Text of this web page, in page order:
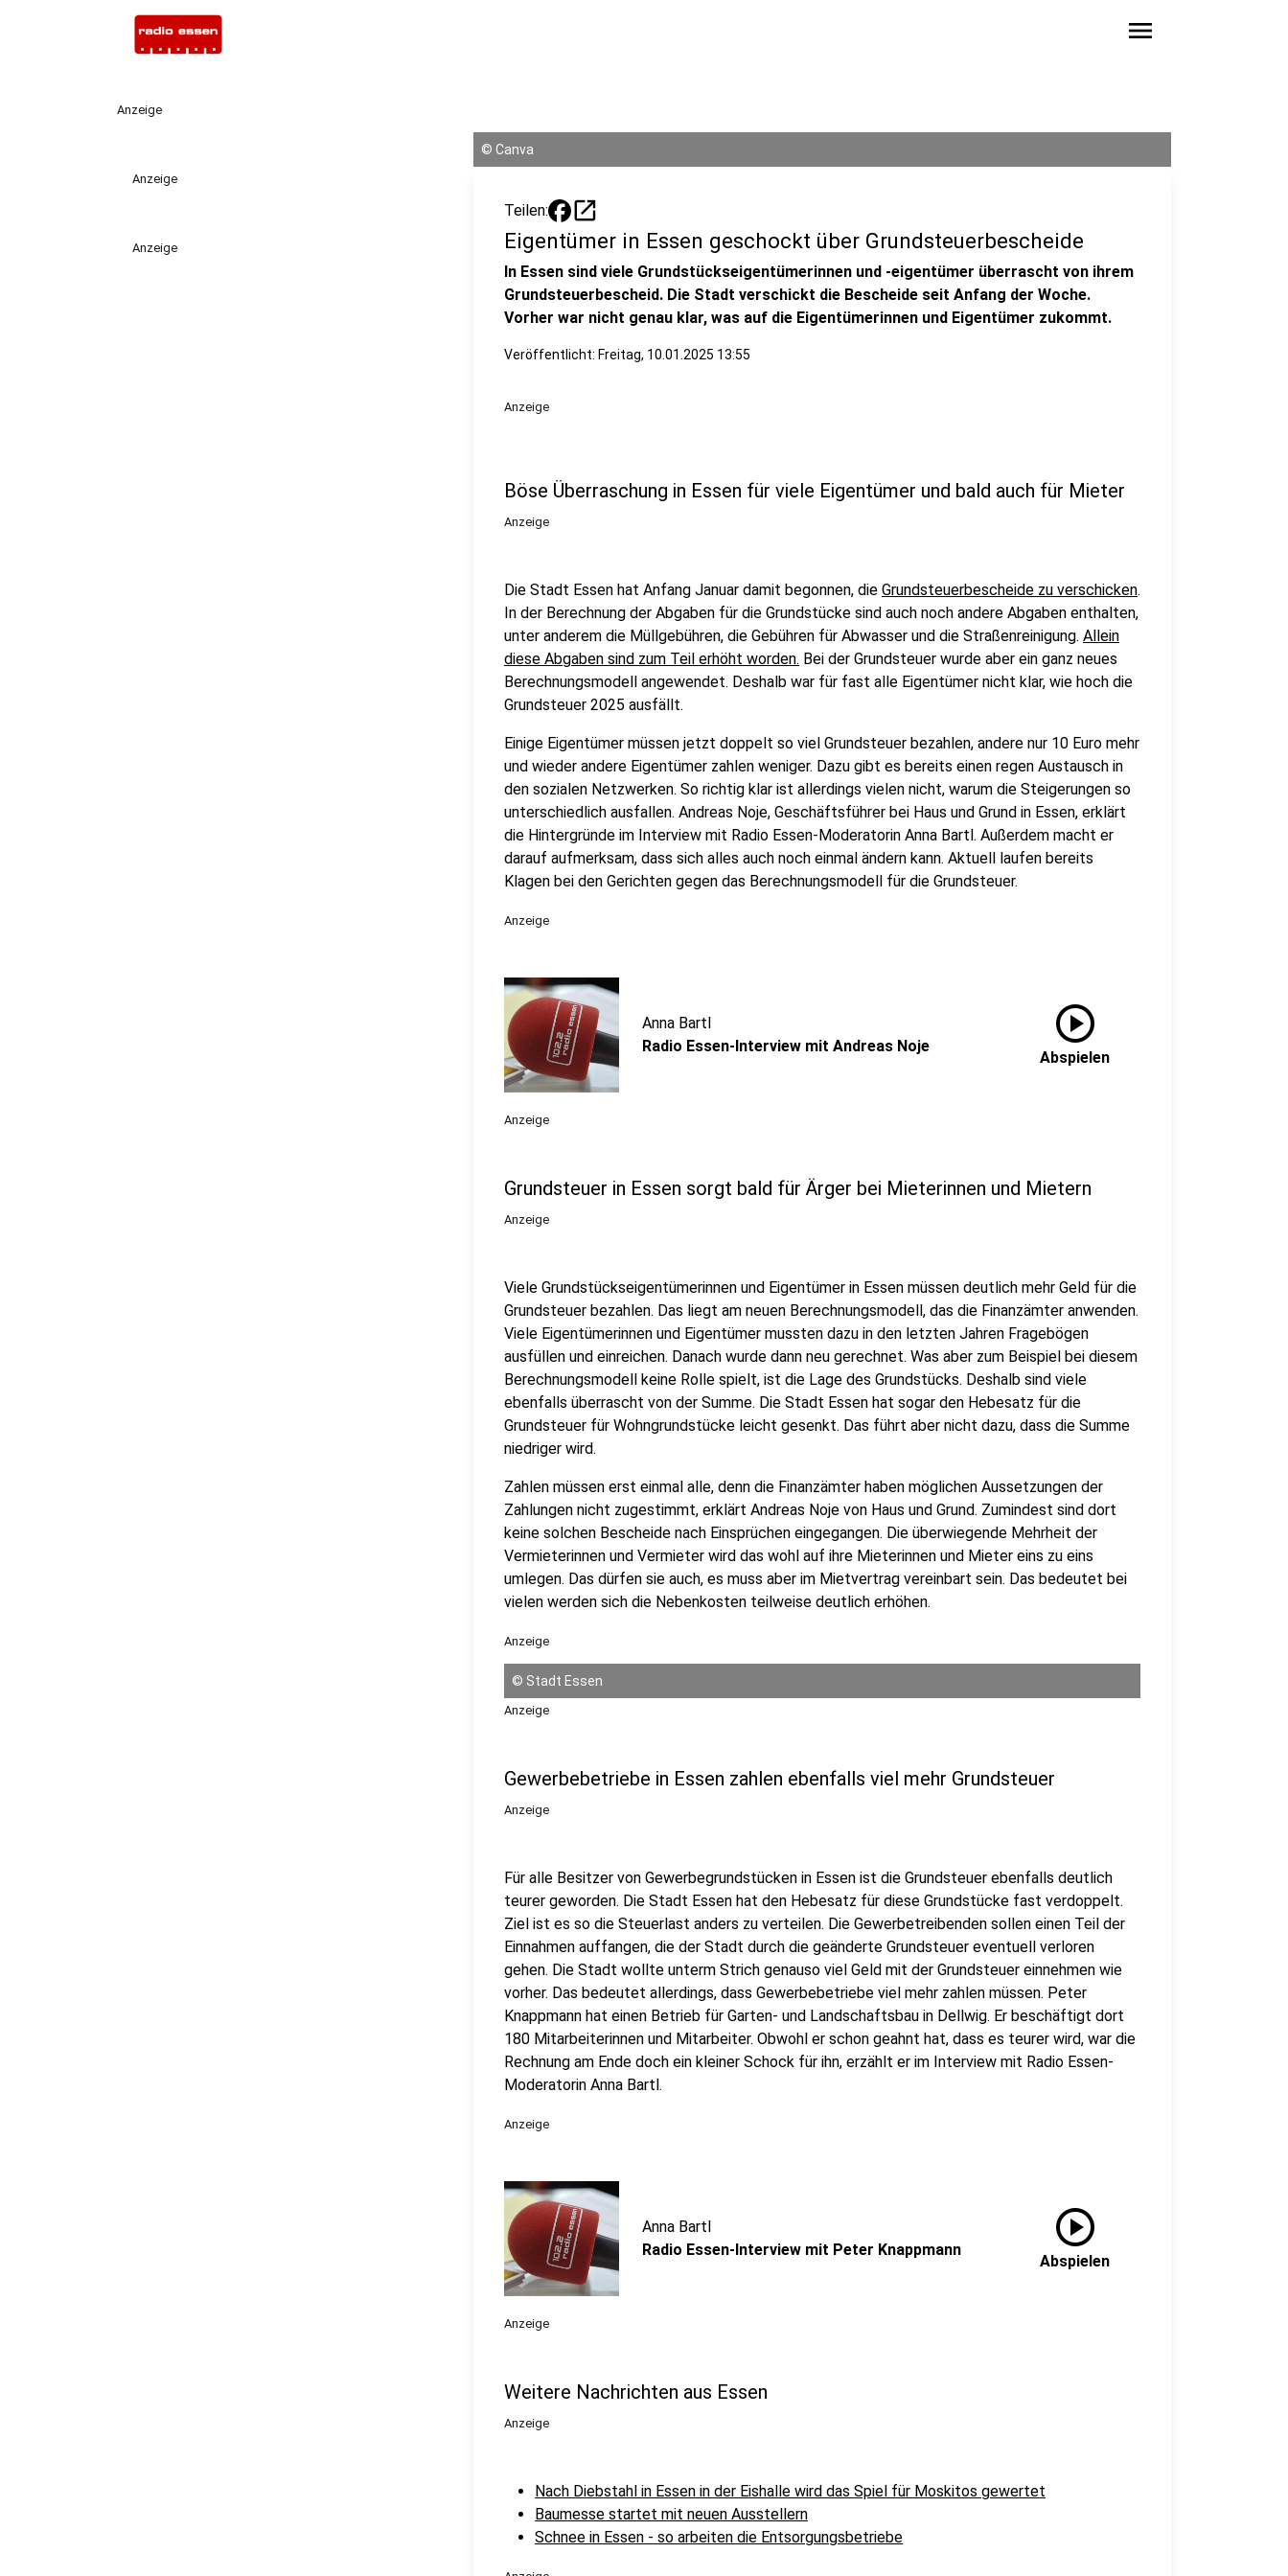
menu
Anzeige
Anzeige
Anzeige
© Canva
Teilen: open_in_new
Eigentümer in Essen geschockt über Grundsteuerbescheide
In Essen sind viele Grundstückseigentümerinnen und -eigentümer überrascht von ihrem
Grundsteuerbescheid. Die Stadt verschickt die Bescheide seit Anfang der Woche.
Vorher war nicht genau klar, was auf die Eigentümerinnen und Eigentümer zukommt.
Veröffentlicht: Freitag, 10.01.2025 13:55
Anzeige
Böse Überraschung in Essen für viele Eigentümer und bald auch für Mieter
Anzeige
Die Stadt Essen hat Anfang Januar damit begonnen, die Grundsteuerbescheide zu verschicken.
In der Berechnung der Abgaben für die Grundstücke sind auch noch andere Abgaben enthalten,
unter anderem die Müllgebühren, die Gebühren für Abwasser und die Straßenreinigung. Allein
diese Abgaben sind zum Teil erhöht worden. Bei der Grundsteuer wurde aber ein ganz neues
Berechnungsmodell angewendet. Deshalb war für fast alle Eigentümer nicht klar, wie hoch die
Grundsteuer 2025 ausfällt.
Einige Eigentümer müssen jetzt doppelt so viel Grundsteuer bezahlen, andere nur 10 Euro mehr
und wieder andere Eigentümer zahlen weniger. Dazu gibt es bereits einen regen Austausch in
den sozialen Netzwerken. So richtig klar ist allerdings vielen nicht, warum die Steigerungen so
unterschiedlich ausfallen. Andreas Noje, Geschäftsführer bei Haus und Grund in Essen, erklärt
die Hintergründe im Interview mit Radio Essen-Moderatorin Anna Bartl. Außerdem macht er
darauf aufmerksam, dass sich alles auch noch einmal ändern kann. Aktuell laufen bereits
Klagen bei den Gerichten gegen das Berechnungsmodell für die Grundsteuer.
Anzeige
Anna Bartl
Radio Essen-Interview mit Andreas Noje
play_circle
Abspielen
Anzeige
Grundsteuer in Essen sorgt bald für Ärger bei Mieterinnen und Mietern
Anzeige
Viele Grundstückseigentümerinnen und Eigentümer in Essen müssen deutlich mehr Geld für die
Grundsteuer bezahlen. Das liegt am neuen Berechnungsmodell, das die Finanzämter anwenden.
Viele Eigentümerinnen und Eigentümer mussten dazu in den letzten Jahren Fragebögen
ausfüllen und einreichen. Danach wurde dann neu gerechnet. Was aber zum Beispiel bei diesem
Berechnungsmodell keine Rolle spielt, ist die Lage des Grundstücks. Deshalb sind viele
ebenfalls überrascht von der Summe. Die Stadt Essen hat sogar den Hebesatz für die
Grundsteuer für Wohngrundstücke leicht gesenkt. Das führt aber nicht dazu, dass die Summe
niedriger wird.
Zahlen müssen erst einmal alle, denn die Finanzämter haben möglichen Aussetzungen der
Zahlungen nicht zugestimmt, erklärt Andreas Noje von Haus und Grund. Zumindest sind dort
keine solchen Bescheide nach Einsprüchen eingegangen. Die überwiegende Mehrheit der
Vermieterinnen und Vermieter wird das wohl auf ihre Mieterinnen und Mieter eins zu eins
umlegen. Das dürfen sie auch, es muss aber im Mietvertrag vereinbart sein. Das bedeutet bei
vielen werden sich die Nebenkosten teilweise deutlich erhöhen.
Anzeige
© Stadt Essen
Anzeige
Gewerbebetriebe in Essen zahlen ebenfalls viel mehr Grundsteuer
Anzeige
Für alle Besitzer von Gewerbegrundstücken in Essen ist die Grundsteuer ebenfalls deutlich
teurer geworden. Die Stadt Essen hat den Hebesatz für diese Grundstücke fast verdoppelt.
Ziel ist es so die Steuerlast anders zu verteilen. Die Gewerbetreibenden sollen einen Teil der
Einnahmen auffangen, die der Stadt durch die geänderte Grundsteuer eventuell verloren
gehen. Die Stadt wollte unterm Strich genauso viel Geld mit der Grundsteuer einnehmen wie
vorher. Das bedeutet allerdings, dass Gewerbebetriebe viel mehr zahlen müssen. Peter
Knappmann hat einen Betrieb für Garten- und Landschaftsbau in Dellwig. Er beschäftigt dort
180 Mitarbeiterinnen und Mitarbeiter. Obwohl er schon geahnt hat, dass es teurer wird, war die
Rechnung am Ende doch ein kleiner Schock für ihn, erzählt er im Interview mit Radio Essen-
Moderatorin Anna Bartl.
Anzeige
Anna Bartl
Radio Essen-Interview mit Peter Knappmann
play_circle
Abspielen
Anzeige
Weitere Nachrichten aus Essen
Anzeige
Nach Diebstahl in Essen in der Eishalle wird das Spiel für Moskitos gewertet
Baumesse startet mit neuen Ausstellern
Schnee in Essen - so arbeiten die Entsorgungsbetriebe